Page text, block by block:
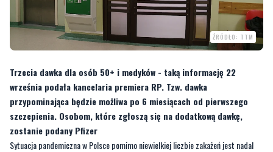
Trzecia dawka dla osób 50+ i medyków - taką informację 22
września podała kancelaria premiera RP. Tzw. dawka
szczepienia. Osobom, które zgłoszą się na dodatkową dawkę,
zostanie podany Pfizer
Sytuacja pandemiczna w Polsce pomimo niewielkiej liczbie zakażeń jest nadal
bardzo trudna. Zmiany po zachorowaniu na Covid-19 utrzymują się bardzo
długo. Lekarze zalecają rehabilitacje i ćwiczenia osobom, które nie czują się po
przebyciu choroby tak jak wcześniej, tym bardziej że zapowiadana czwarta fala